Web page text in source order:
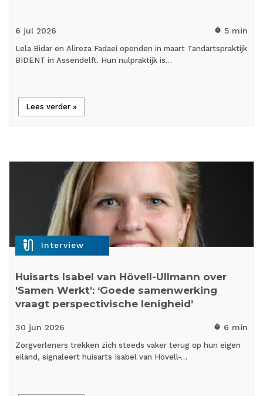
6 jul 2026 timer 5 min
Lela Bidar en Alireza Fadaei openden in maart Tandartspraktijk
BIDENT in Assendelft. Hun nulpraktijk is…
Lees verder »
mic_external_on Interview
Huisarts Isabel van Hövell-Ullmann over
'Samen Werkt': ‘Goede samenwerking
vraagt perspectivische lenigheid’
30 jun 2026 timer 6 min
Zorgverleners trekken zich steeds vaker terug op hun eigen
eiland, signaleert huisarts Isabel van Hövell-…